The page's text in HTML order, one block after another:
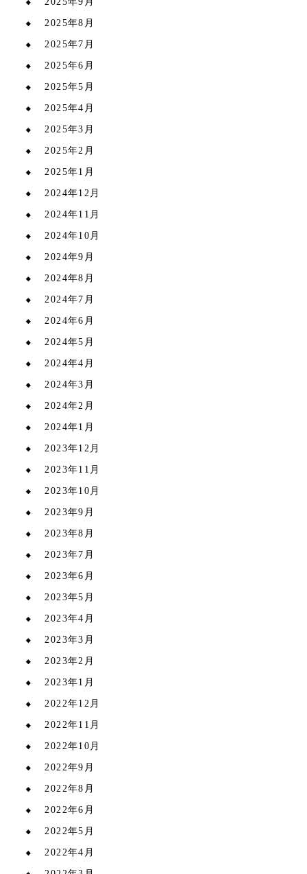
2025年8月
2025年7月
2025年6月
2025年5月
2025年4月
2025年3月
2025年2月
2025年1月
2024年12月
2024年11月
2024年10月
2024年9月
2024年8月
2024年7月
2024年6月
2024年5月
2024年4月
2024年3月
2024年2月
2024年1月
2023年12月
2023年11月
2023年10月
2023年9月
2023年8月
2023年7月
2023年6月
2023年5月
2023年4月
2023年3月
2023年2月
2023年1月
2022年12月
2022年11月
2022年10月
2022年9月
2022年8月
2022年6月
2022年5月
2022年4月